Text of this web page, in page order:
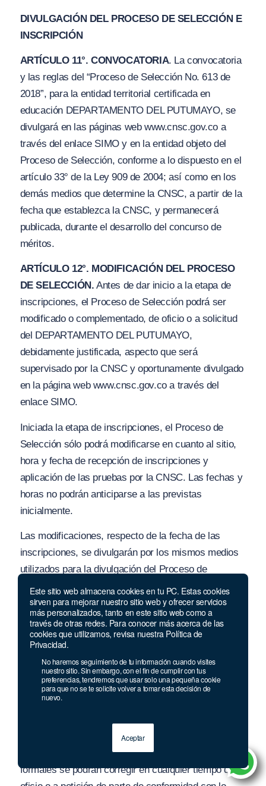
Este sitio web almacena cookies en tu PC. Estas cookies
sirven para mejorar nuestro sitio web y ofrecer servicios
más personalizados, tanto en este sitio web como a
través de otras redes. Para conocer más acerca de las
cookies que utilizamos, revisa nuestra Política de
Privacidad.
No haremos seguimiento de tu información cuando visites
nuestro sitio. Sin embargo, con el fin de cumplir con tus
preferencias, tendremos que usar solo una pequeña cookie
para que no se te solicite volver a tomar esta decisión de
nuevo.
Aceptar
DIVULGACIÓN DEL PROCESO DE SELECCIÓN E
INSCRIPCIÓN
ARTÍCULO 11°. CONVOCATORIA. La convocatoria
y las reglas del “Proceso de Selección No. 613 de
2018”, para la entidad territorial certificada en
educación DEPARTAMENTO DEL PUTUMAYO, se
divulgará en las páginas web www.cnsc.gov.co a
través del enlace SIMO y en la entidad objeto del
Proceso de Selección, conforme a lo dispuesto en el
artículo 33° de la Ley 909 de 2004; así como en los
demás medios que determine la CNSC, a partir de la
fecha que establezca la CNSC, y permanecerá
publicada, durante el desarrollo del concurso de
méritos.
ARTÍCULO 12°. MODIFICACIÓN DEL PROCESO
DE SELECCIÓN. Antes de dar inicio a la etapa de
inscripciones, el Proceso de Selección podrá ser
modificado o complementado, de oficio o a solicitud
del DEPARTAMENTO DEL PUTUMAYO,
debidamente justificada, aspecto que será
supervisado por la CNSC y oportunamente divulgado
en la página web www.cnsc.gov.co a través del
enlace SIMO.
Iniciada la etapa de inscripciones, el Proceso de
Selección sólo podrá modificarse en cuanto al sitio,
hora y fecha de recepción de inscripciones y
aplicación de las pruebas por la CNSC. Las fechas y
horas no podrán anticiparse a las previstas
inicialmente.
Las modificaciones, respecto de la fecha de las
inscripciones, se divulgarán por los mismos medios
utilizados para la divulgación del Proceso de
Selección, por lo menos con cinco (5) días hábiles de
anticipación a la fecha de iniciación del periodo
adicional.
Las modificaciones relacionadas con fechas o
lugares de aplicación de las pruebas, serán
publicadas en la página web www.cnsc.gov.co a
través del enlace SIMO, con por lo menos dos (2)
prevista para su aplicación.
. Sin perjuicio de lo anterior, los errores
formales se podrán corregir en cualquier tiempo de